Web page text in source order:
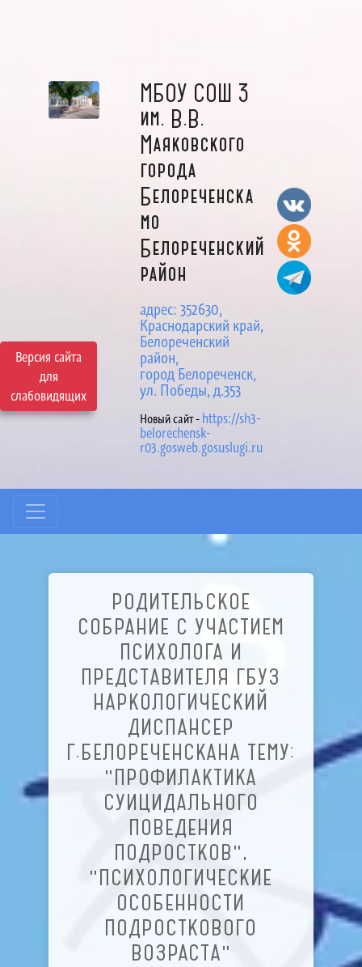
Версия сайта
для
слабовидящих
МБОУ СОШ 3
им. В.В.
Маяковского
города
Белореченска
мо
Белореченский
район
адрес: 352630,
Краснодарский край,
Белореченский
район,
город Белореченск,
ул. Победы, д.353
Новый сайт - https://sh3-
belorechensk-
r03.gosweb.gosuslugi.ru
РОДИТЕЛЬСКОЕ
СОБРАНИЕ С УЧАСТИЕМ
ПСИХОЛОГА И
ПРЕДСТАВИТЕЛЯ ГБУЗ
НАРКОЛОГИЧЕСКИЙ
ДИСПАНСЕР
Г.БЕЛОРЕЧЕНСКАНА ТЕМУ:
"ПРОФИЛАКТИКА
СУИЦИДАЛЬНОГО
ПОВЕДЕНИЯ
ПОДРОСТКОВ",
"ПСИХОЛОГИЧЕСКИЕ
ОСОБЕННОСТИ
ПОДРОСТКОВОГО
ВОЗРАСТА"